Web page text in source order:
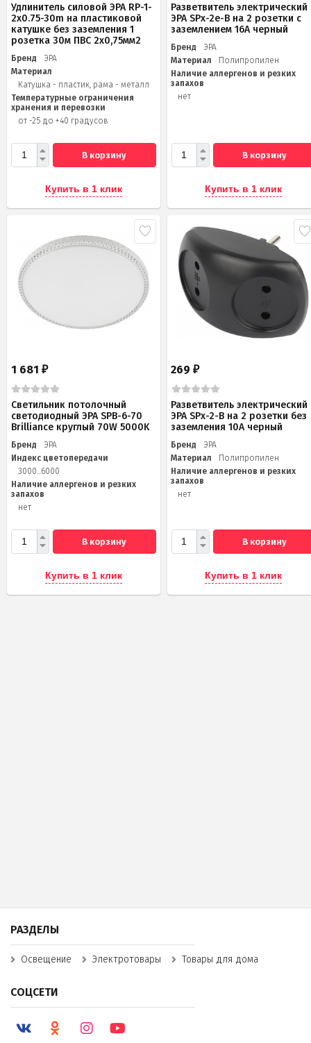
Удлинитель силовой ЭРА RP-1-
2x0.75-30m на пластиковой
катушке без заземления 1
розетка 30м ПВС 2х0,75мм2
Бренд
ЭРА
Материал
Катушка - пластик, рама - металл
Температурные ограничения
хранения и перевозки
от -25 до +40 градусов
В корзину
Купить в 1 клик
Разветвитель электрический
ЭРА SPx-2e-B на 2 розетки с
заземлением 16А черный
Бренд
ЭРА
Материал
Полипропилен
Наличие аллергенов и резких
запахов
нет
В корзину
Купить в 1 клик
1 681 ₽
Светильник потолочный
светодиодный ЭРА SPB-6-70
Brilliance круглый 70W 5000K
Бренд
ЭРА
Индекс цветопередачи
3000...6000
Наличие аллергенов и резких
запахов
нет
В корзину
Купить в 1 клик
269₽
Разветвитель электрический
ЭРА SPx-2-B на 2 розетки без
заземления 10А черный
Бренд
ЭРА
Материал
Полипропилен
Наличие аллергенов и резких
запахов
нет
В корзину
Купить в 1 клик
РАЗДЕЛЫ
Освещение Электротовары Товары для дома
СОЦСЕТИ